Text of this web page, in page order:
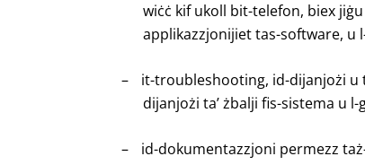
wiċċ kif ukoll bit-telefon, biex
applikazzjonijiet tas-software, u
–
it-troubleshooting, id-dijanjożi u
dijanjożi ta’ żbalji fis-sistema u
–
id-dokumentazzjoni permezz